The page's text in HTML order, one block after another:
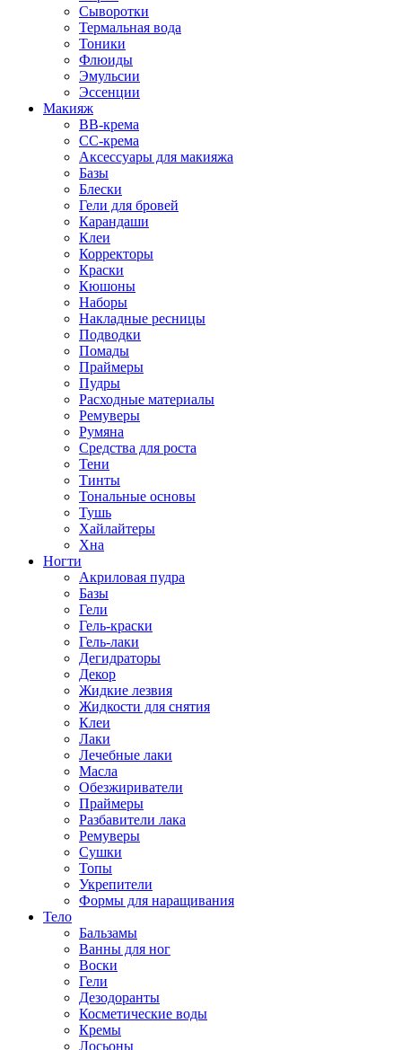
Сыворотки
Термальная вода
Тоники
Флюиды
Эмульсии
Эссенции
Макияж
BB-крема
CC-крема
Аксессуары для макияжа
Базы
Блески
Гели для бровей
Карандаши
Клеи
Корректоры
Краски
Кюшоны
Наборы
Накладные ресницы
Подводки
Помады
Праймеры
Пудры
Расходные материалы
Ремуверы
Румяна
Средства для роста
Тени
Тинты
Тональные основы
Тушь
Хайлайтеры
Хна
Ногти
Акриловая пудра
Базы
Гели
Гель-краски
Гель-лаки
Дегидраторы
Декор
Жидкие лезвия
Жидкости для снятия
Клеи
Лаки
Лечебные лаки
Масла
Обезжириватели
Праймеры
Разбавители лака
Ремуверы
Сушки
Топы
Укрепители
Формы для наращивания
Тело
Бальзамы
Ванны для ног
Воски
Гели
Дезодоранты
Косметические воды
Кремы
Лосьоны